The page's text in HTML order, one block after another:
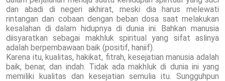
dan abadi di negeri akhirat, meski dia harus melewati
rintangan dan cobaan dengan beban dosa saat melakukan
kesalahan di dalam hidupnya di dunia ini. Bahkan manusia
diisyaratkan sebagai makhluk spiritual yang sifat aslinya
adalah berpembawaan baik (positif, haniif).
Karena itu, kualitas, hakikat, fitrah, kesejatian manusia adalah
baik, benar, dan indah. Tidak ada makhluk di dunia ini yang
memiliki kualitas dan kesejatian semulia itu. Sungguhpun